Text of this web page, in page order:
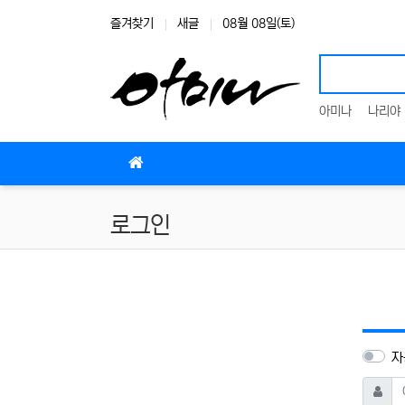
즐겨찾기 새글 08월 08일(토)
아미나 나리야
로그인
아이디